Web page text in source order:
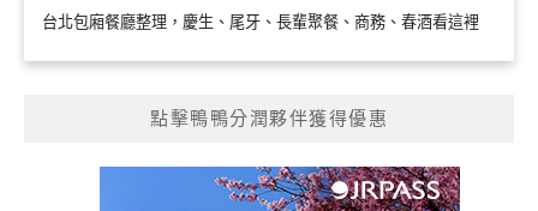
台北包廂餐廳整理，慶生、尾牙、長輩聚餐、商務、春酒看這裡
點擊鴨鴨分潤夥伴獲得優惠